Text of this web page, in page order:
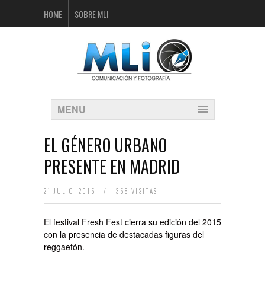
HOME SOBRE MLI
MENU
EL GÉNERO URBANO
PRESENTE EN MADRID
21 JULIO, 2015 / 358 VISITAS
El festival Fresh Fest cierra su edición del 2015
con la presencia de destacadas figuras del
reggaetón.